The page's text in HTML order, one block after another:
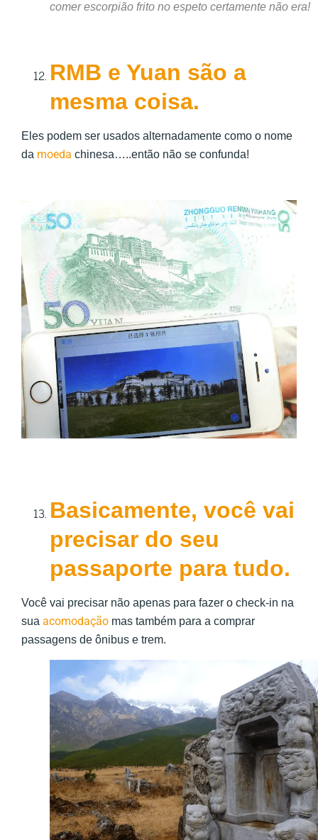
comer escorpião frito no espeto certamente não era!
RMB e Yuan são a
mesma coisa.
Eles podem ser usados alternadamente como o nome
da moeda chinesa…..então não se confunda!
Basicamente, você vai
precisar do seu
passaporte para tudo.
Você vai precisar não apenas para fazer o check-in na
sua acomodação mas também para a comprar
passagens de ônibus e trem.